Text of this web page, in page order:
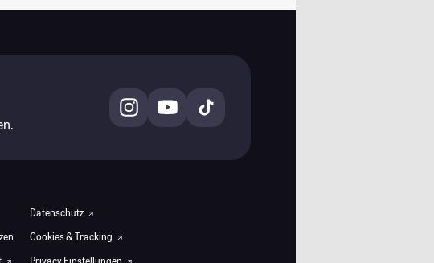
Datenschutz
Cookies & Tracking
Privacy Einstellungen